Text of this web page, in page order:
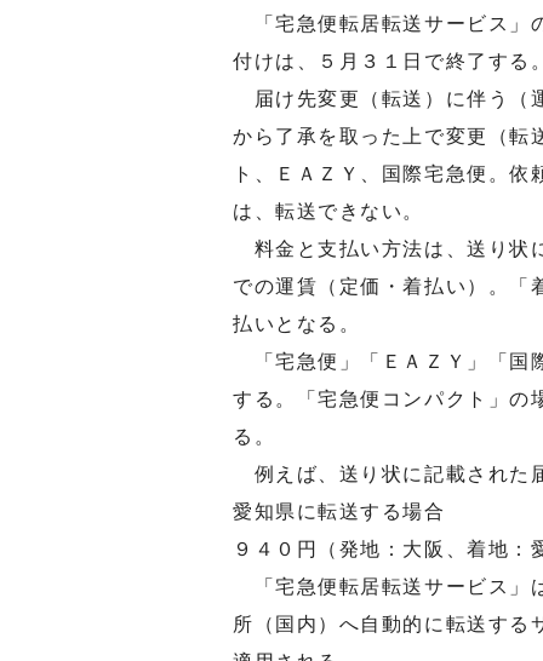
「宅急便転居転送サービス」
付けは、５月３１日で終了する。
届け先変更（転送）に伴う（
から了承を取った上で変更（転
ト、ＥＡＺＹ、国際宅急便。
は、転送できない。
料金と支払い方法は、送り状
での運賃（定価・着払い）。「
払いとなる。
「宅急便」「ＥＡＺＹ」「国
する。「宅急便コンパクト」の
る。
例えば、送り状に記載された
愛知県に転送する場合
９４０円（発地：大阪、着地：
「宅急便転居転送サービス」
所（国内）へ自動的に転送する